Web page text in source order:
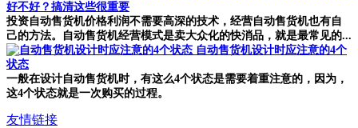
好不好？搞清这些很重要
投资自动售货机价格利润不需要高深的技术，经营自动售货机也有自
己的方法。自动售货机经营模式是卖大众化的快消品，就是最常见的...
自动售货机设计时应注意的4个
状态
一般在设计自动售货机时，有这么4个状态是需要着重注意的，因为，
这4个状态就是一次购买的过程。
友情链接